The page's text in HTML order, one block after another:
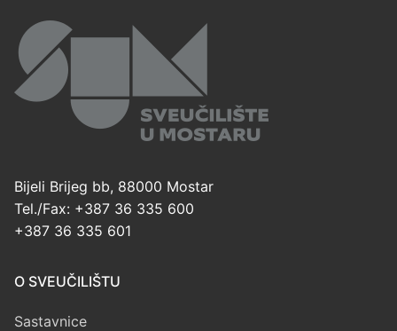
Bijeli Brijeg bb, 88000 Mostar
Tel./Fax: +387 36 335 600
+387 36 335 601
O SVEUČILIŠTU
Sastavnice